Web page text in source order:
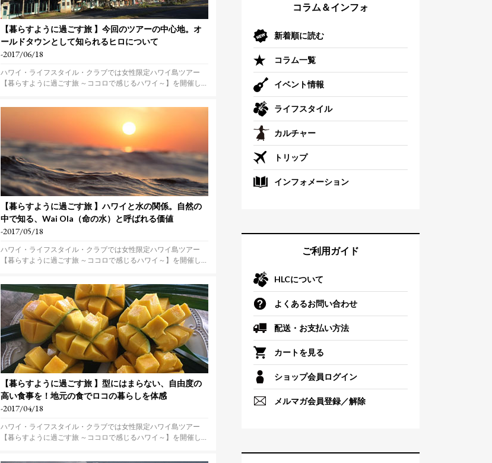
【暮らすように過ごす旅 】今回のツアーの中心地。オ
ールドタウンとして知られるヒロについて
-2017/06/18
ハワイ・ライフスタイル・クラブでは女性限定ハワイ島ツアー
【暮らすように過ごす旅 ～ココロで感じるハワイ～】を開催し
【暮らすように過ごす旅 】ハワイと水の関係。自然の
中で知る、Wai Ola（命の水）と呼ばれる価値
-2017/05/18
ハワイ・ライフスタイル・クラブでは女性限定ハワイ島ツアー
【暮らすように過ごす旅 ～ココロで感じるハワイ～】を開催し
【暮らすように過ごす旅 】型にはまらない、自由度の
高い食事を！地元の食でロコの暮らしを体感
-2017/04/18
ハワイ・ライフスタイル・クラブでは女性限定ハワイ島ツアー
【暮らすように過ごす旅 ～ココロで感じるハワイ～】を開催し
コラム＆インフォ
新着順に読む
コラム一覧
イベント情報
ライフスタイル
カルチャー
トリップ
インフォメーション
ご利用ガイド
HLCについて
よくあるお問い合わせ
配送・お支払い方法
カートを見る
ショップ会員ログイン
メルマガ会員登録／解除